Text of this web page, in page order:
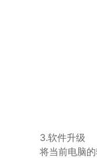
3.软件升级
将当前电脑的